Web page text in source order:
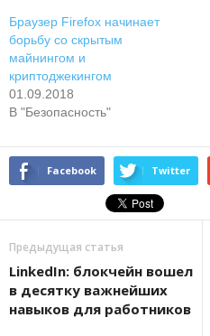
Браузер Firefox начинает
борьбу со скрытым
майнингом и
криптоджекингом
01.09.2018
В "Безопасность"
Facebook Twitter
Предыдущая статья
LinkedIn: блокчейн вошел
в десятку важнейших
навыков для работников